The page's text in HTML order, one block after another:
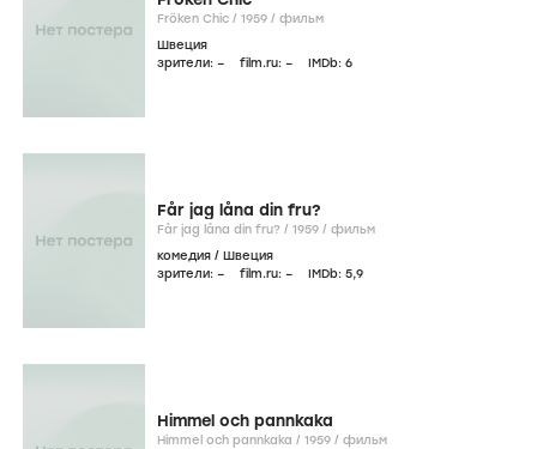
Fröken Chic / 1959 / фильм
Швеция
зрители: – film.ru: – IMDb: 6
Får jag låna din fru?
Får jag låna din fru? / 1959 / фильм
комедия / Швеция
зрители: – film.ru: – IMDb: 5,9
Himmel och pannkaka
Himmel och pannkaka / 1959 / фильм